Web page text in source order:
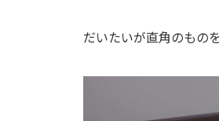
だいたいが直角のもの